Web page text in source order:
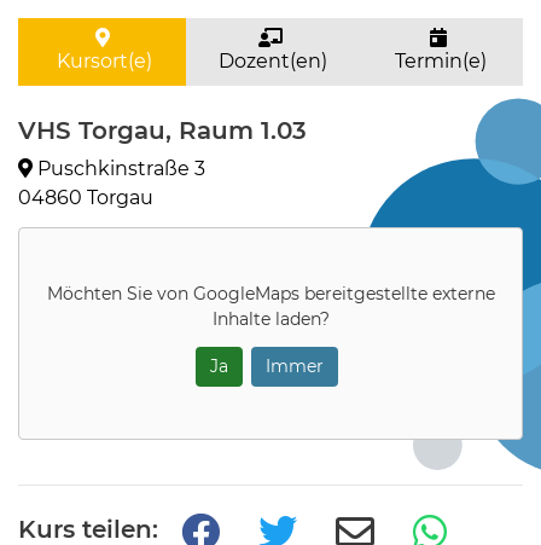
Kursort(e) Dozent(en) Termin(e)
VHS Torgau, Raum 1.03
Puschkinstraße 3
04860 Torgau
Möchten Sie von GoogleMapsbereitgestellte externe
Inhalte laden?
Ja Immer
Kurs teilen: